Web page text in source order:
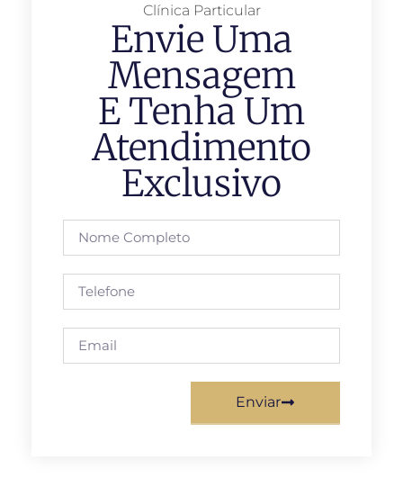
Envie Uma
Mensagem
E Tenha Um
Atendimento
Exclusivo
Enviar
Clínica Particular